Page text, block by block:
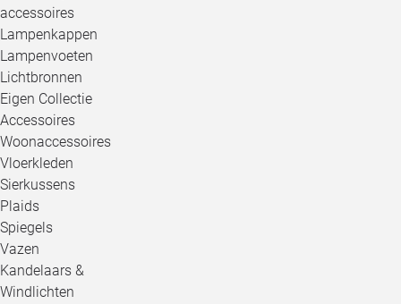
accessoires
Lampenkappen
Lampenvoeten
Lichtbronnen
Eigen Collectie
Accessoires
Woonaccessoires
Vloerkleden
Sierkussens
Plaids
Spiegels
Vazen
Kandelaars &
Windlichten